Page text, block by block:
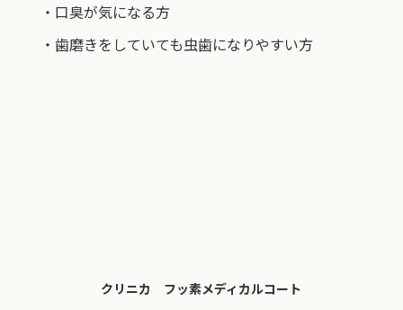
・口臭が気になる方
・歯磨きをしていても虫歯になりやすい方
クリニカ フッ素メディカルコート